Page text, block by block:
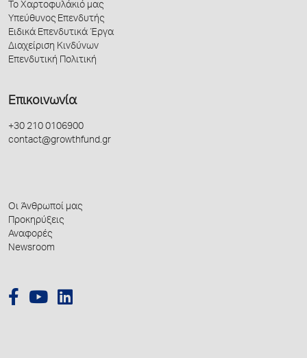
Το Χαρτοφυλάκιό μας
Υπεύθυνος Επενδυτής
Ειδικά Επενδυτικά Έργα
Διαχείριση Κινδύνων
Επενδυτική Πολιτική
Επικοινωνία
+30 210 0106900
contact@growthfund.gr
Οι Άνθρωποί μας
Προκηρύξεις
Αναφορές
Newsroom